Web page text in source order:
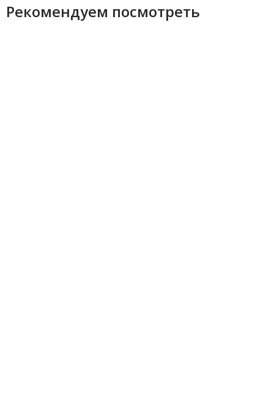
Рекомендуем посмотреть